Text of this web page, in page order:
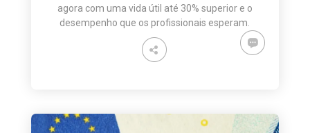
agora com uma vida útil até 30% superior e o
desempenho que os profissionais esperam.